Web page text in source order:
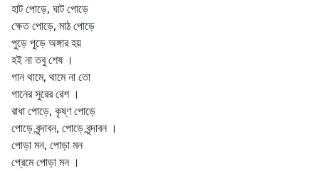
হাট পোড়ে, ঘাট পোড়ে
ক্ষেত পোড়ে, মাঠ পোড়ে
পুড়ে পুড়ে অঙ্গার হয়
হই না তবু শেষ ।
গান থামে, থামে না তো
গানের সুরের রেশ ।
রাধা পোড়ে, কৃষ্ণ পোড়ে
পোড়ে বৃন্দাবন, পোড়ে বৃন্দাবন ।
পোড়া মন, পোড়া মন
প্রেমে পোড়া মন ।